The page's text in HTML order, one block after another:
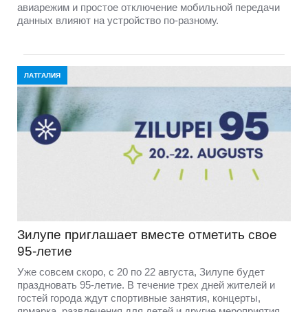
авиарежим и простое отключение мобильной передачи
данных влияют на устройство по-разному.
ЛАТГАЛИЯ
Зилупе приглашает вместе отметить свое
95-летие
Уже совсем скоро, с 20 по 22 августа, Зилупе будет
праздновать 95-летие. В течение трех дней жителей и
гостей города ждут спортивные занятия, концерты,